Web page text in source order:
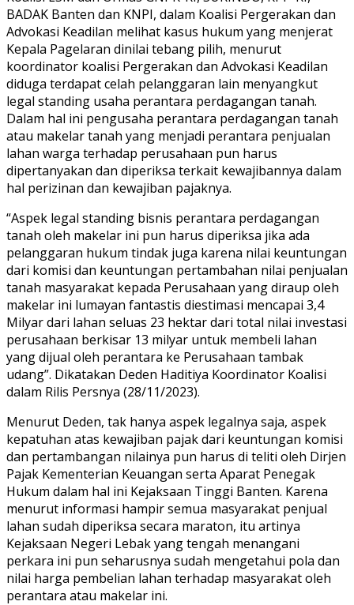
BADAK Banten dan KNPI, dalam Koalisi Pergerakan dan
Advokasi Keadilan melihat kasus hukum yang menjerat
Kepala Pagelaran dinilai tebang pilih, menurut
koordinator koalisi Pergerakan dan Advokasi Keadilan
diduga terdapat celah pelanggaran lain menyangkut
legal standing usaha perantara perdagangan tanah.
Dalam hal ini pengusaha perantara perdagangan tanah
atau makelar tanah yang menjadi perantara penjualan
lahan warga terhadap perusahaan pun harus
dipertanyakan dan diperiksa terkait kewajibannya dalam
hal perizinan dan kewajiban pajaknya.
“Aspek legal standing bisnis perantara perdagangan
tanah oleh makelar ini pun harus diperiksa jika ada
pelanggaran hukum tindak juga karena nilai keuntungan
dari komisi dan keuntungan pertambahan nilai penjualan
tanah masyarakat kepada Perusahaan yang diraup oleh
makelar ini lumayan fantastis diestimasi mencapai 3,4
Milyar dari lahan seluas 23 hektar dari total nilai investasi
perusahaan berkisar 13 milyar untuk membeli lahan
yang dijual oleh perantara ke Perusahaan tambak
udang”. Dikatakan Deden Haditiya Koordinator Koalisi
dalam Rilis Persnya (28/11/2023).
Menurut Deden, tak hanya aspek legalnya saja, aspek
kepatuhan atas kewajiban pajak dari keuntungan komisi
dan pertambangan nilainya pun harus di teliti oleh Dirjen
Pajak Kementerian Keuangan serta Aparat Penegak
Hukum dalam hal ini Kejaksaan Tinggi Banten. Karena
menurut informasi hampir semua masyarakat penjual
lahan sudah diperiksa secara maraton, itu artinya
Kejaksaan Negeri Lebak yang tengah menangani
perkara ini pun seharusnya sudah mengetahui pola dan
nilai harga pembelian lahan terhadap masyarakat oleh
perantara atau makelar ini.